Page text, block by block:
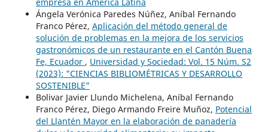
Ángela Verónica Paredes Núñez, Aníbal Fernando
Franco Pérez, Aplicación del método general de
solución de problemas en la mejora de los servicios
gastronómicos de un restaurante en el Cantón Buena
Fe, Ecuador , Universidad y Sociedad: Vol. 15 Núm. S2
(2023): "CIENCIAS BIBLIOMÉTRICAS Y DESARROLLO
SOSTENIBLE"
Bolivar Javier Llundo Michelena, Aníbal Fernando
Franco Pérez, Diego Armando Freire Muñoz, Potencial
del Llantén Mayor en la elaboración de panadería